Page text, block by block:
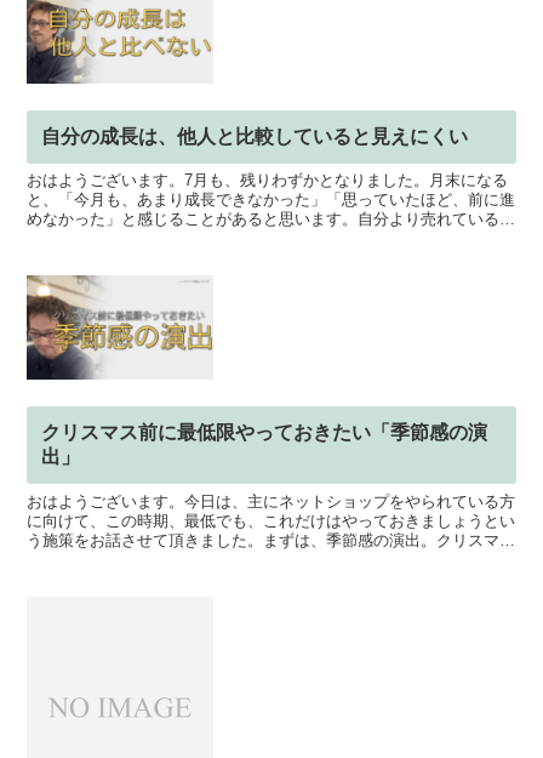
自分の成長は、他人と比較していると見えにくい
おはようございます。7月も、残りわずかとなりました。月末になる
と、「今月も、あまり成長できなかった」「思っていたほど、前に進
めなかった」と感じることがあると思います。自分より売れている人
クリスマス前に最低限やっておきたい「季節感の演
出」
おはようございます。今日は、主にネットショップをやられている方
に向けて、この時期、最低でも、これだけはやっておきましょうとい
う施策をお話させて頂きました。まずは、季節感の演出。クリスマス